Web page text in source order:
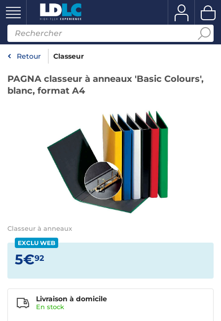
Retour Classeur
PAGNA classeur à anneaux 'Basic Colours',
blanc, format A4
Classeur à anneaux
EXCLU WEB
5€92
Livraison à domicile
En stock